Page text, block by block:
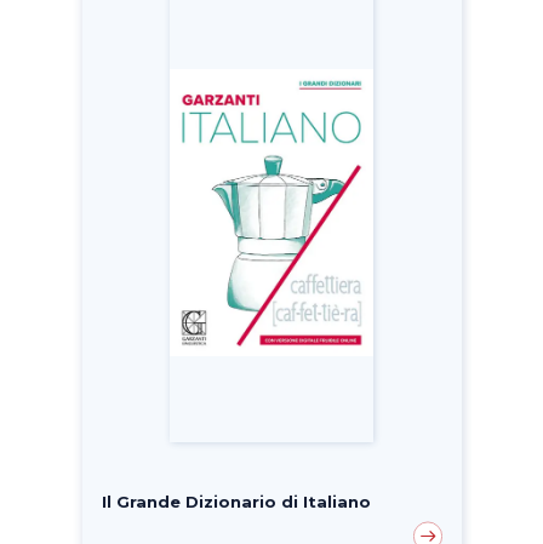
Il Grande Dizionario di Italiano